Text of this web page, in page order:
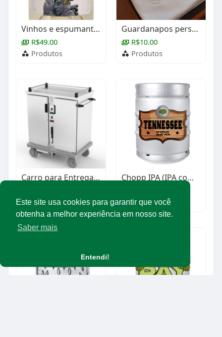
Este site usa cookies para garantir que você
obtenha a melhor experiência em nosso site.
Saber mais
Entendi!
Vinhos e espumantes
R$49.00
Produtos
Guardanapos personalizados
R$10.00
Produtos
Carro para Entrega de Refeição
Equipamentos/maquinários
Chopp IPA (IPA com Jack Daniel´s)
Produtos